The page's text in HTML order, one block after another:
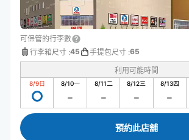
可保管的行李數
行李箱尺寸 :45 手提包尺寸 :65
利用可能時間
8/9日 8/10一 8/11二 8/12三 8/13四
預約此店舖